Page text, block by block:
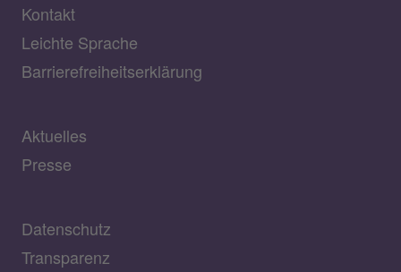
Kontakt
Leichte Sprache
Barrierefreiheitserklärung
Aktuelles
Presse
Datenschutz
Transparenz